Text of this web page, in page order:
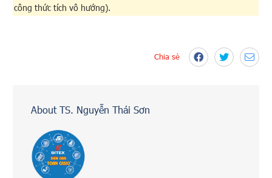
công thức tích vô hướng).
Chia sẻ
About TS. Nguyễn Thái Sơn